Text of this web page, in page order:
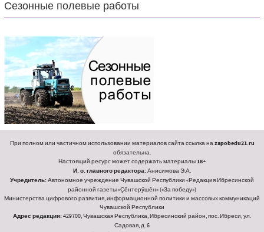
Сезонные полевые работы
При полном или частичном использовании материалов сайта ссылка наzapobedu21.ru
обязательна.
Настоящий ресурс может содержать материалы18+
И. о. главного редактора:Анисимова Э.А.
Учредитель:Автономное учреждение Чувашской Республики «Редакция Ибресинской
районной газеты «Ҫӗнтерӳшӗн» («За победу»)
Министерства цифрового развития, информационной политики и массовых коммуникаций
Чувашской Республики
Адрес редакции:429700, Чувашская Республика, Ибресинский район, пос. Ибреси, ул.
Садовая, д. 6